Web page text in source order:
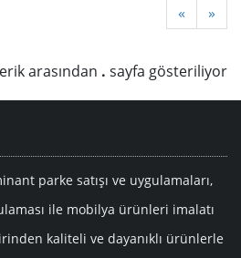
« »
arasından . sayfa gösteriliyor
parke satışı ve uygulamaları,
ile mobilya ürünleri imalatı
kaliteli ve dayanıklı ürünlerle